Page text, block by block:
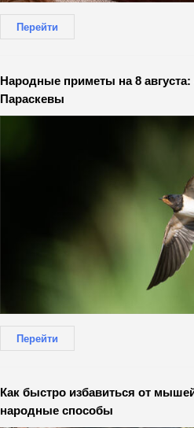
Перейти
Народные приметы на 8
Параскевы
Перейти
Как быстро избавиться от
народные способы